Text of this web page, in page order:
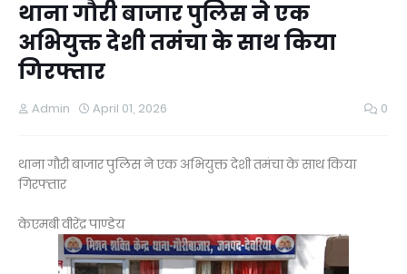
थाना गौरी बाजार पुलिस ने एक
अभियुक्त देशी तमंचा के साथ किया
गिरफ्तार
Admin April 01, 2026 0
थाना गौरी बाजार पुलिस ने एक अभियुक्त देशी तमंचा के साथ किया
गिरफ्तार
केएमबी वीरेंद्र पाण्डेय